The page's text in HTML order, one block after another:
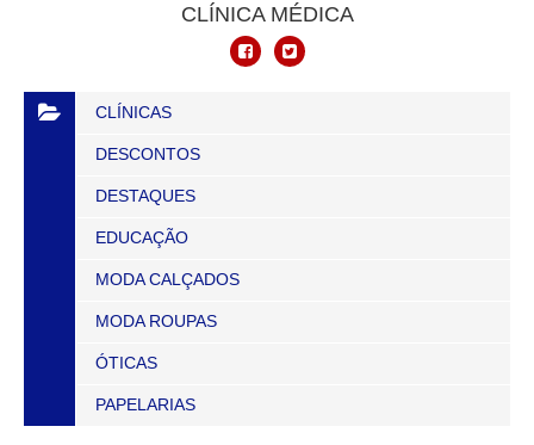
CLÍNICA MÉDICA
CLÍNICAS
DESCONTOS
DESTAQUES
EDUCAÇÃO
MODA CALÇADOS
MODA ROUPAS
ÓTICAS
PAPELARIAS